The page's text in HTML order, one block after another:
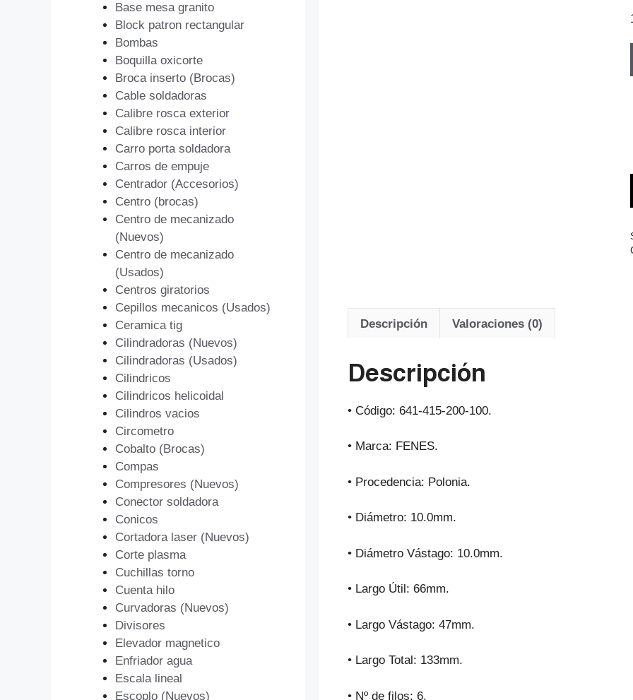
Descripción Valoraciones (0)
Descripción
• Código: 641-415-200-100.
• Marca: FENES.
• Procedencia: Polonia.
• Diámetro: 10.0mm.
• Diámetro Vástago: 10.0mm.
• Largo Útil: 66mm.
• Largo Vástago: 47mm.
• Largo Total: 133mm.
• Nº de filos: 6.
Base mesa granito
Block patron rectangular
Bombas
Boquilla oxicorte
Broca inserto (Brocas)
Cable soldadoras
Calibre rosca exterior
Calibre rosca interior
Carro porta soldadora
Carros de empuje
Centrador (Accesorios)
Centro (brocas)
Centro de mecanizado
(Nuevos)
Centro de mecanizado
(Usados)
Centros giratorios
Cepillos mecanicos (Usados)
Ceramica tig
Cilindradoras (Nuevos)
Cilindradoras (Usados)
Cilindricos
Cilindricos helicoidal
Cilindros vacios
Circometro
Cobalto (Brocas)
Compas
Compresores (Nuevos)
Conector soldadora
Conicos
Cortadora laser (Nuevos)
Corte plasma
Cuchillas torno
Cuenta hilo
Curvadoras (Nuevos)
Divisores
Elevador magnetico
Enfriador agua
Escala lineal
Escoplo (Nuevos)